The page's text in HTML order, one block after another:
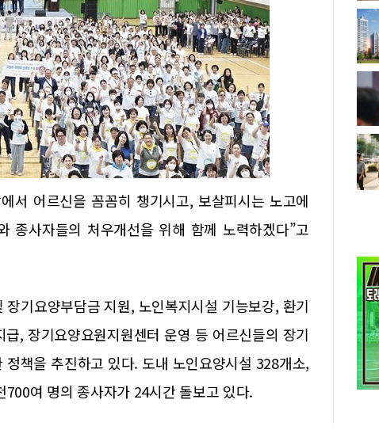
서 어르신을 꼼꼼히 챙기시고, 보살피시는 노고에
종사자들의 처우개선을 위해 함께 노력하겠다”고
기요양부담금 지원, 노인복지시설 기능보강, 환기
, 장기요양요원지원센터 운영 등 어르신들의 장기
책을 추진하고 있다. 도내 노인요양시설 328개소,
여 명의 종사자가 24시간 돌보고 있다.